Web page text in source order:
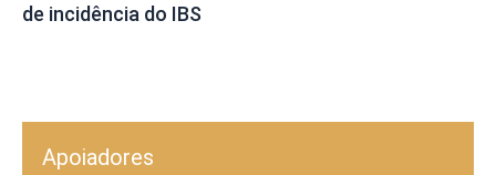
de incidência do IBS
Apoiadores